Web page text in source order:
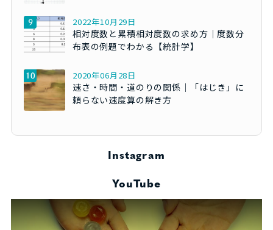
2022年10月29日
相対度数と累積相対度数の求め方｜度数分
布表の例題でわかる【統計学】
2020年06月28日
速さ・時間・道のりの関係｜「はじき」に
頼らない速度算の解き方
Instagram
YouTube